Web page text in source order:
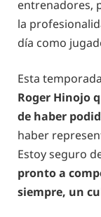
entrenadores,
la
día como
Esta
Roger Hinojo
de haber
haber
Estoy seguro
pronto a
siempre, un